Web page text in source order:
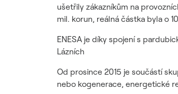
ušetřily zákazníkům na
mil. korun, reálná částka byla o
ENESA je díky spojení s
Lázních
Od prosince 2015 je součástí
nebo kogenerace, energetické